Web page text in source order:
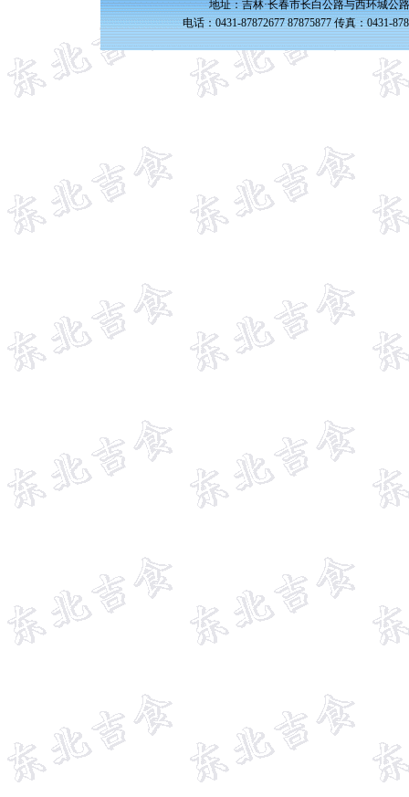
地址：吉林·长春市长白公路与西环城公
电话：0431-87872677 87875877 传真：0431-